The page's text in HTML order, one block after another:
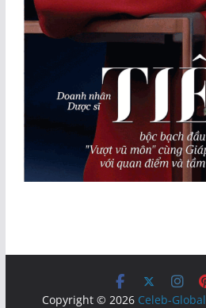
Copyright © 2026 Celeb-Global